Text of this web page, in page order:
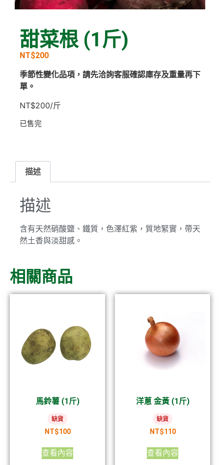
甜菜根 (1斤)
NT$200
季節性變化品項，請先洽詢客服確認庫存及重量再下
單。
NT$200/斤
已售完
描述
描述
含有天然硝酸鹽、鐵質，色澤紅紫，質地緊實，帶天
然土香與淡甜感。
相關商品
馬鈴薯 (1斤)
缺貨
NT$100
查看內容
洋蔥 金黃 (1斤)
缺貨
NT$110
查看內容